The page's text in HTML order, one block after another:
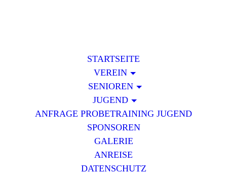
STARTSEITE
VEREIN
SENIOREN
JUGEND
ANFRAGE PROBETRAINING JUGEND
SPONSOREN
GALERIE
ANREISE
DATENSCHUTZ